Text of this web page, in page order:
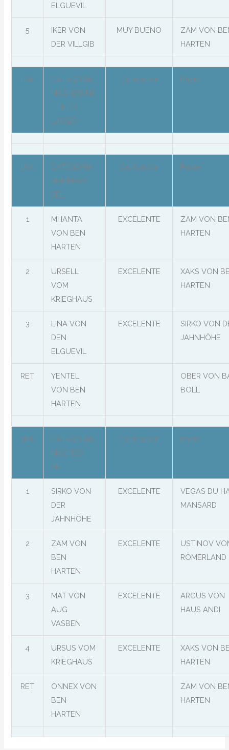
ELGUEVIL
5
IKER VON
DER VILLGIB
MUY BUENO
ZAM VON
HARTEN
1RA.
CATEGORIA
MACHOS NS
– PELO
LARGO
Calificación Padre
1RA.
CATEGORIA
HEMBRAS
SEL
Calificación Padre
1
MHANTA
VON BEN
HARTEN
EXCELENTE
ZAM VON
HARTEN
2
URSELL
VOM
KRIEGHAUS
EXCELENTE
XAKS VON
HARTEN
3
LINA VON
DEN
ELGUEVIL
EXCELENTE
SIRKO VON
JAHNHÖHE
RET
YENTEL
VON BEN
HARTEN
OBER VON
BOLL
1RA
CATEGORIA
MACHOS
SEL
Calificación Padre
1
SIRKO VON
DER
JAHNHÖHE
EXCELENTE
VEGAS DU
MANSARD
2
ZAM VON
BEN
HARTEN
EXCELENTE
USTINOV
RÖMERLAND
3
MAT VON
AUG
VASBEN
EXCELENTE
ARGUS VON
HAUS ANDI
4
URSUS VOM
KRIEGHAUS
EXCELENTE
XAKS VON
HARTEN
RET
ONNEX VON
BEN
HARTEN
ZAM VON
HARTEN